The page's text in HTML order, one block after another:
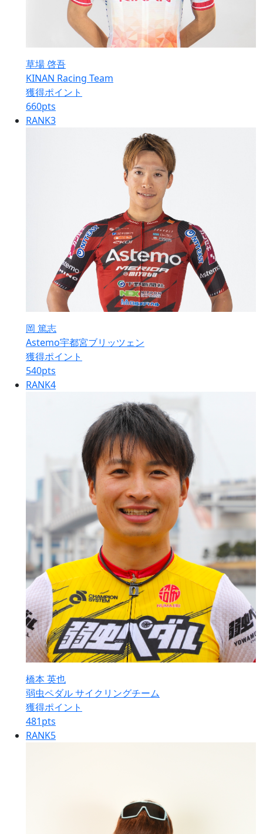
草場 啓吾
KINAN Racing Team
獲得ポイント
660pts
RANK3
岡 篤志
Astemo宇都宮ブリッツェン
獲得ポイント
540pts
RANK4
橋本 英也
弱虫ペダル サイクリングチーム
獲得ポイント
481pts
RANK5